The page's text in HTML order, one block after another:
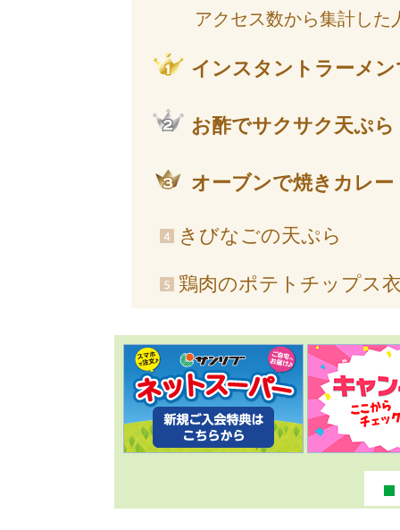
アクセス数から集計した
インスタントラーメ
お酢でサクサク天ぷら
オーブンで焼きカレー
きびなごの天ぷら
鶏肉のポテトチップス